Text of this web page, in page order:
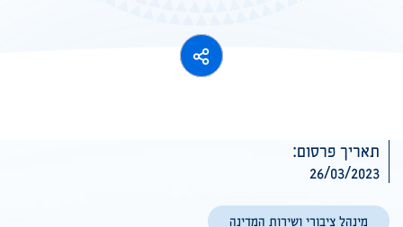
תאריך פרסום:
26/03/2023
מינהל ציבורי ושירות המדינה